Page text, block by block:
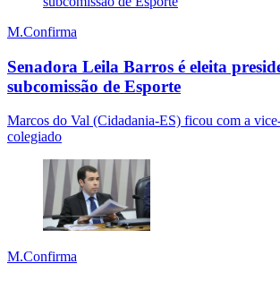
M.Confirma
Senadora Leila Barros é eleita
subcomissão de Esporte
Marcos do Val (Cidadania-ES) ficou com a
colegiado
M.Confirma